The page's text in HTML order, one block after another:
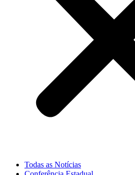
Todas as Notícias